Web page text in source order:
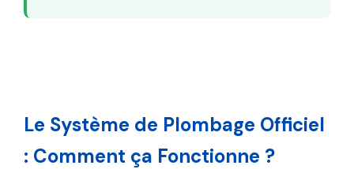
Le Système de Plombage Officiel
: Comment ça Fonctionne ?